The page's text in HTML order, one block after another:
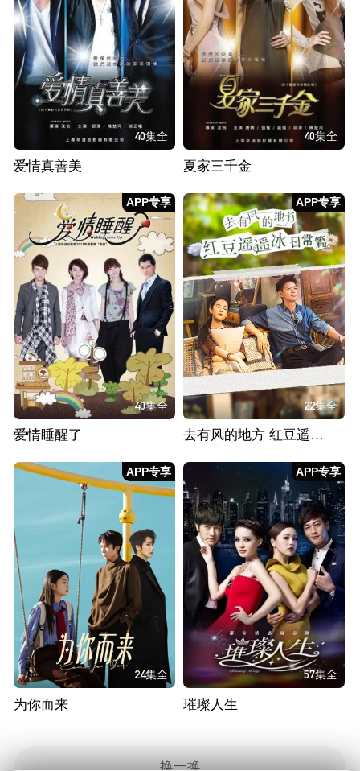
40集全
爱情真善美
40集全
夏家三千金
APP专享
40集全
爱情睡醒了
APP专享
22集全
去有风的地方 红豆遥遥冰日常篇
APP专享
24集全
为你而来
APP专享
57集全
璀璨人生
换一换